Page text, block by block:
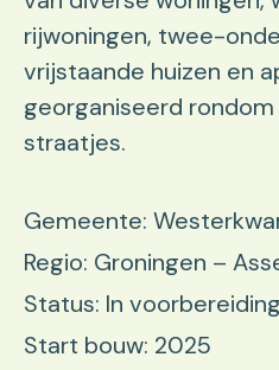
rijwoningen, twee-
vrijstaande huizen en
georganiseerd
straatjes.
Gemeente:
Regio: Groningen –
Status: In voorbereiding
Start bouw: 2025